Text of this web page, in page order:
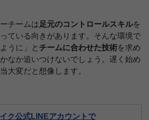
チームは足元のコントロールスキルを
ている向きがあります。そんな環境で
うに」と チームに合わせた技術を求め
なか追いつけないでしょう。遅く始め
大変だと想像します。
ク公式LINEアカウントで